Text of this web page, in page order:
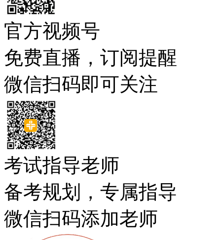
官方视频号
免费直播，订阅提醒
微信扫码即可关注
考试指导老师
备考规划，专属指导
微信扫码添加老师